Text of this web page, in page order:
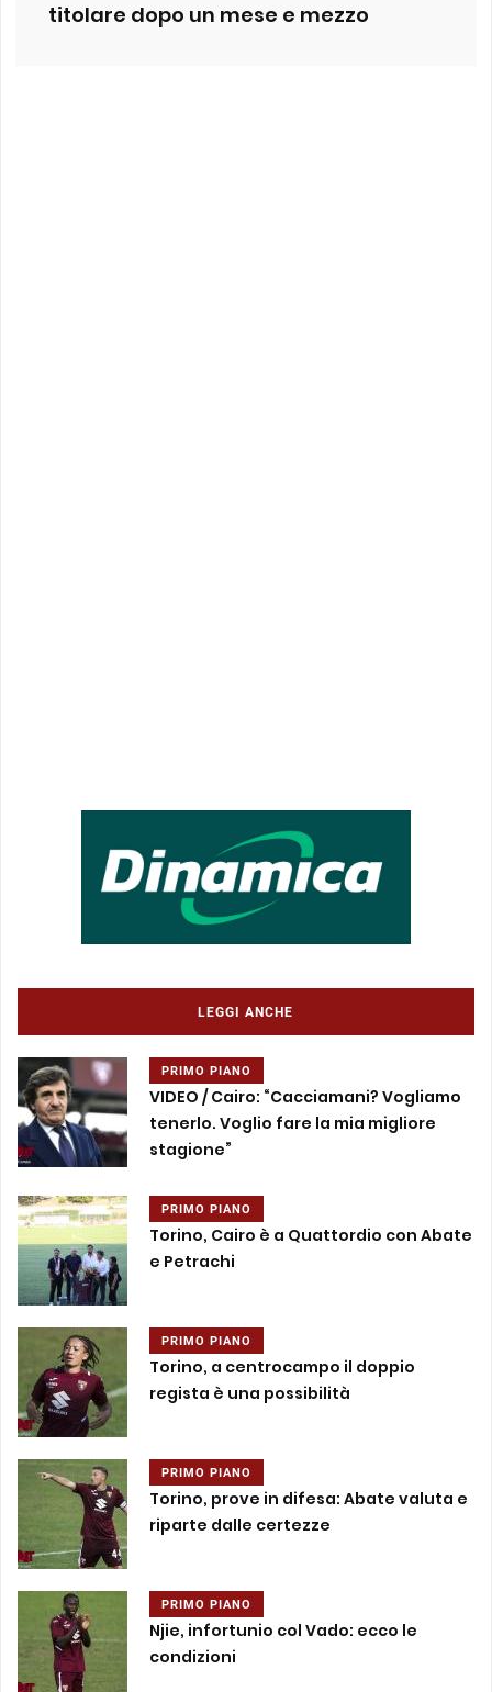
titolare dopo un mese e mezzo
LEGGI ANCHE
PRIMO PIANO
VIDEO / Cairo: “Cacciamani? Vogliamo
tenerlo. Voglio fare la mia migliore
stagione”
PRIMO PIANO
Torino, Cairo è a Quattordio con Abate
e Petrachi
PRIMO PIANO
Torino, a centrocampo il doppio
regista è una possibilità
PRIMO PIANO
Torino, prove in difesa: Abate valuta e
riparte dalle certezze
PRIMO PIANO
Njie, infortunio col Vado: ecco le
condizioni